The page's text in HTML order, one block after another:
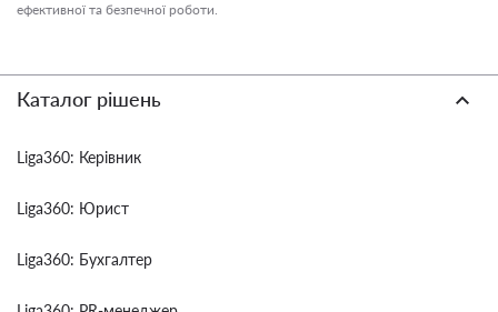
ефективної та безпечної роботи.
Каталог рішень
Liga360: Керівник
Liga360: Юрист
Liga360: Бухгалтер